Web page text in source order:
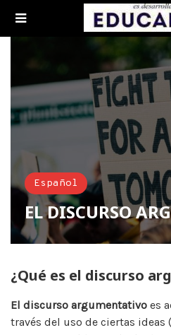
Español
EL DISCURSO
¿Qué es el discurso
El discurso argumentativo es
través del uso de ciertas ideas